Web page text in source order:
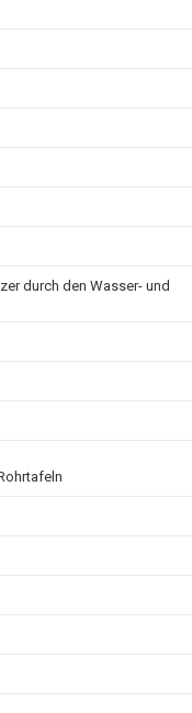
durch den Wasser- und